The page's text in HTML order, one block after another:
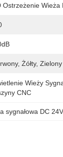
Ostrzeżenie Wieża
Żółty, Zielony
Wieży
CNC
sygnałowa DC 24V